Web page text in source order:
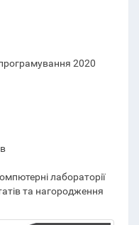
2020
лабораторії
та нагородження